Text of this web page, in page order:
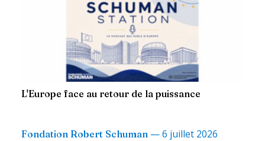
L'Europe face au retour de la puissance
Fondation Robert Schuman —6 juillet 2026